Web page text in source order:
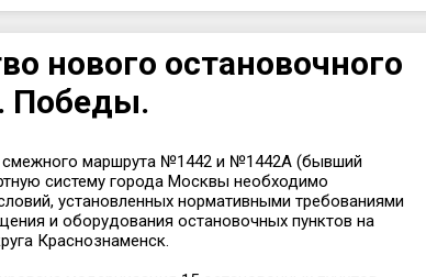
нового остановочного
Победы.
смежного маршрута №1442 и №1442А (бывший
систему города Москвы необходимо
установленных нормативными требованиями
и оборудования остановочных пунктов на
Краснознаменск.